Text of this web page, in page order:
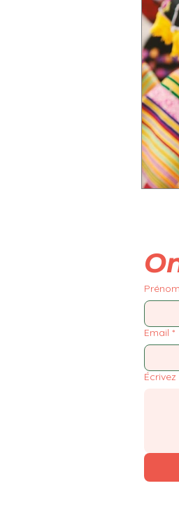
Prénom
Email *
Écrivez